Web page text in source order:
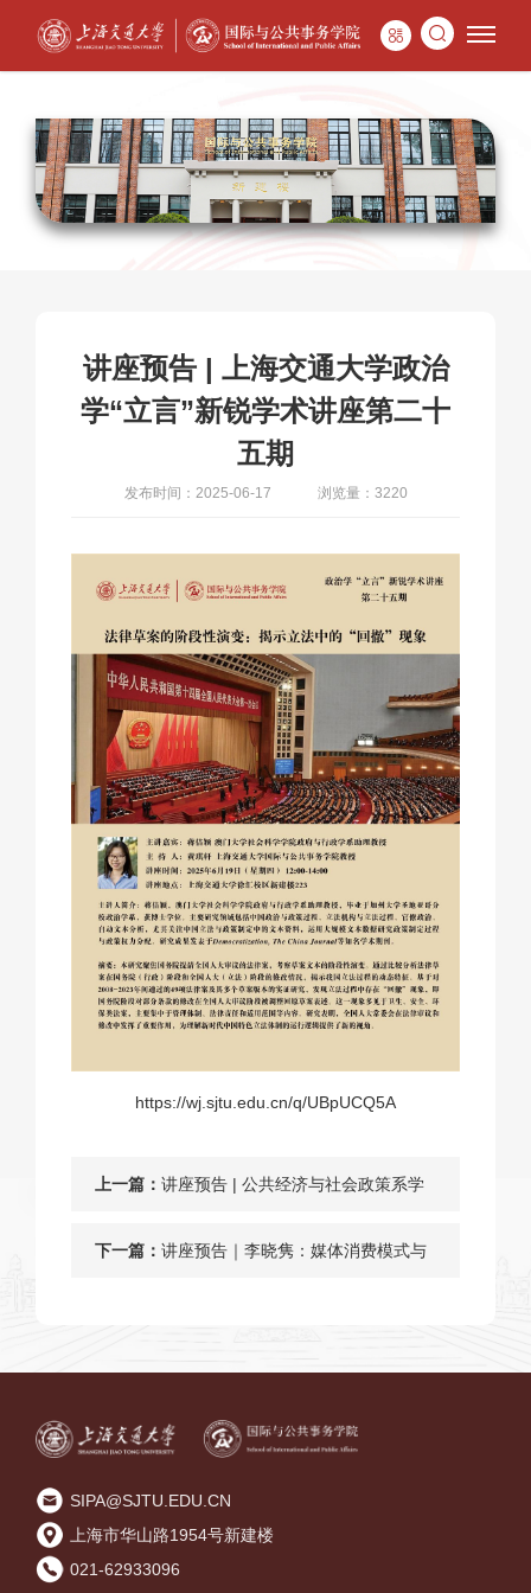
讲座预告 | 上海交通大学政治
学“立言”新锐学术讲座第二十
五期
发布时间：2025-06-17 浏览量：3220
https://wj.sjtu.edu.cn/q/UBpUCQ5A
上一篇： 讲座预告 | 公共经济与社会政策系学
术报告会（五十期）暨Urban China
下一篇： 讲座预告｜李晓隽：媒体消费模式与
SIPA@SJTU.EDU.CN
上海市华山路1954号新建楼
021-62933096